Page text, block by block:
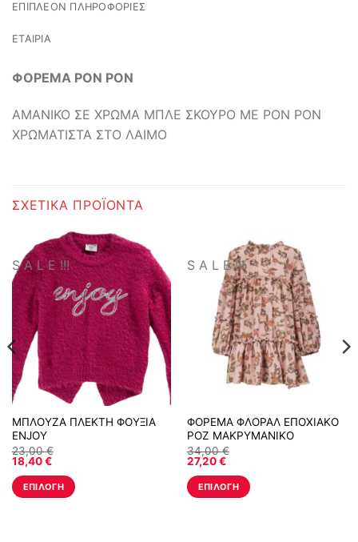
ΕΠΙΠΛΈΟΝ ΠΛΗΡΟΦΟΡΊΕΣ
ΕΤΑΙΡΊΑ
ΦΟΡΕΜΑ PON PON
ΑΜΑΝΙΚΟ ΣΕ ΧΡΩΜΑ ΜΠΛΕ ΣΚΟΥΡΟ ΜΕ PON PON
ΧΡΩΜΑΤΙΣΤΑ ΣΤΟ ΛΑΙΜΟ
ΣΧΕΤΙΚΆ ΠΡΟΪΌΝΤΑ
S A L E !!!
ΜΠΛΟΥΖΑ ΠΛΕΚΤΗ ΦΟΥΞΙΑ
ENJOY
23,00€
18,40€
ΕΠΙΛΟΓΉ
S A L E !!!
ΦΟΡΕΜΑ ΦΛΟΡΑΛ ΕΠΟΧΙΑΚΟ
ΡΟΖ ΜΑΚΡΥΜΑΝΙΚΟ
34,00€
27,20€
ΕΠΙΛΟΓΉ